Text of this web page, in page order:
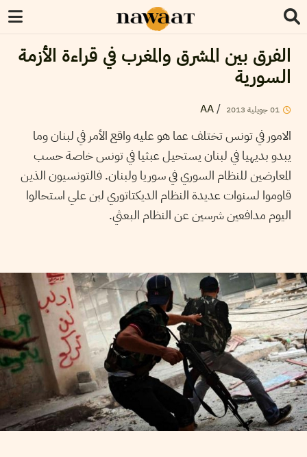
الفرق بين المشرق والمغرب في قراءة الأزمة
السورية
01جويلية 2013
/
AA
الامور في تونس تختلف عما هو عليه واقع الأمر في لبنان وما
يبدو بديهيا في لبنان يستحيل عبثيا في تونس خاصة حسب
المعارضين للنظام السوري في سوريا ولبنان. فالتونسيون الذين
قاوموا لسنوات عديدة النظام الديكتاتوري لبن علي استحالوا
اليوم مدافعين شرسين عن النظام البعثي.